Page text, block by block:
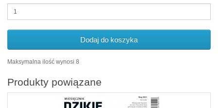
Dodaj do koszyka
Maksymalna ilość wynosi 8
Produkty powiązane